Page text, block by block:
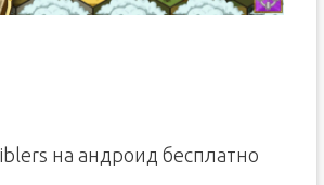
на андроид бесплатно